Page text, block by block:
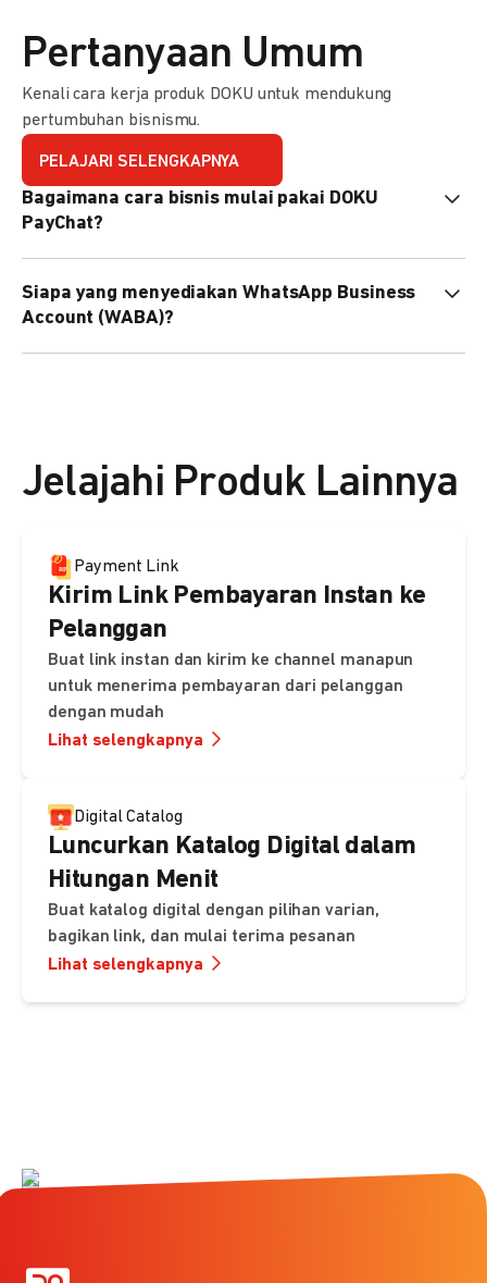
Pertanyaan Umum
Kenali cara kerja produk DOKU untuk mendukung
pertumbuhan bisnismu.
PELAJARI SELENGKAPNYA
Bagaimana cara bisnis mulai pakai DOKU
PayChat?
nanti tim kami bantu setup. Bisa juga pakai nomor
WhatsApp bisnis yang sudah dimiliki sendiri, atau dari
DOKU yang buatkan WhatsApp Bisnis terverifikasi juga
Siapa yang menyediakan WhatsApp Business
Account (WABA)?
Jelajahi Produk Lainnya
Payment Link
Kirim Link Pembayaran Instan ke
Pelanggan
Buat link instan dan kirim ke channel manapun
untuk menerima pembayaran dari pelanggan
dengan mudah
Lihat selengkapnya
Digital Catalog
Luncurkan Katalog Digital dalam
Hitungan Menit
Buat katalog digital dengan pilihan varian,
bagikan link, dan mulai terima pesanan
Lihat selengkapnya